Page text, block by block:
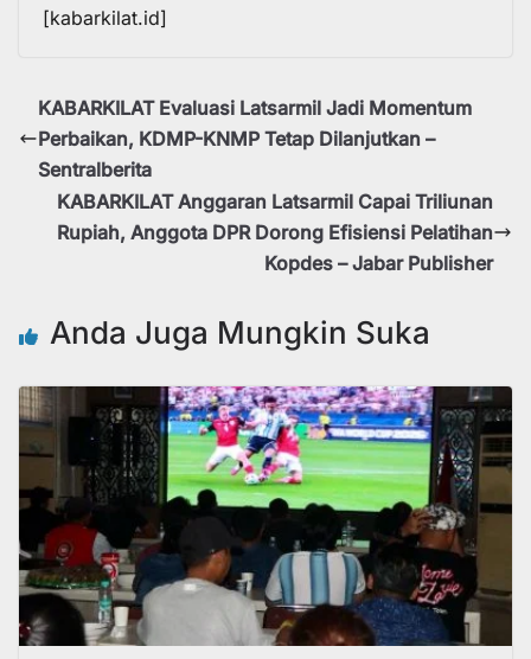
[kabarkilat.id]
KABARKILAT Evaluasi Latsarmil Jadi Momentum
Perbaikan, KDMP-KNMP Tetap Dilanjutkan –
Sentralberita
KABARKILAT Anggaran Latsarmil Capai Triliunan
Rupiah, Anggota DPR Dorong Efisiensi Pelatihan
Kopdes – Jabar Publisher
Anda Juga Mungkin Suka